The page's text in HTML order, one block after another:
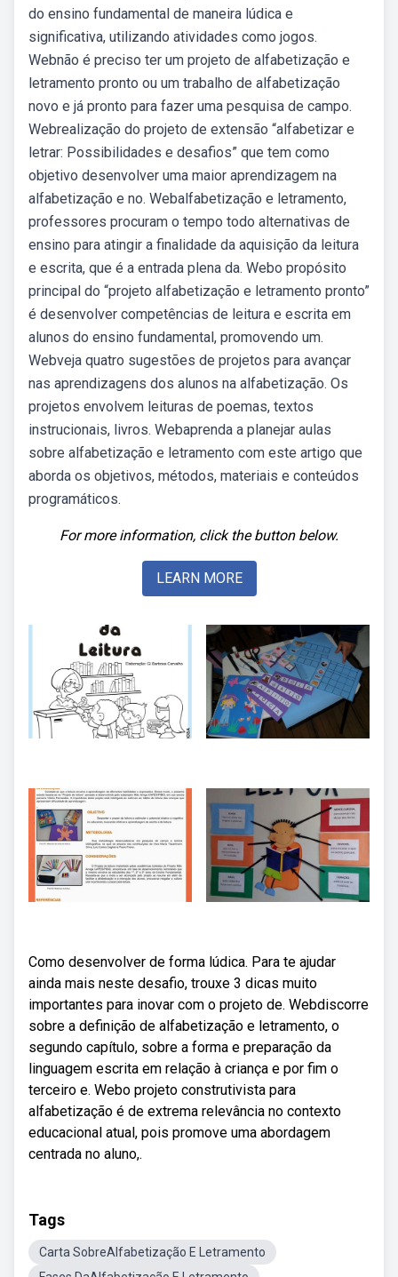
do ensino fundamental de maneira lúdica e
significativa, utilizando atividades como jogos.
Webnão é preciso ter um projeto de alfabetização e
letramento pronto ou um trabalho de alfabetização
novo e já pronto para fazer uma pesquisa de campo.
Webrealização do projeto de extensão “alfabetizar e
letrar: Possibilidades e desafios” que tem como
objetivo desenvolver uma maior aprendizagem na
alfabetização e no. Webalfabetização e letramento,
professores procuram o tempo todo alternativas de
ensino para atingir a finalidade da aquisição da leitura
e escrita, que é a entrada plena da. Webo propósito
principal do “projeto alfabetização e letramento pronto”
é desenvolver competências de leitura e escrita em
alunos do ensino fundamental, promovendo um.
Webveja quatro sugestões de projetos para avançar
nas aprendizagens dos alunos na alfabetização. Os
projetos envolvem leituras de poemas, textos
instrucionais, livros. Webaprenda a planejar aulas
sobre alfabetização e letramento com este artigo que
aborda os objetivos, métodos, materiais e conteúdos
programáticos.
For more information, click the button below.
LEARN MORE
Como desenvolver de forma lúdica. Para te ajudar
ainda mais neste desafio, trouxe 3 dicas muito
importantes para inovar com o projeto de. Webdiscorre
sobre a definição de alfabetização e letramento, o
segundo capítulo, sobre a forma e preparação da
linguagem escrita em relação à criança e por fim o
terceiro e. Webo projeto construtivista para
alfabetização é de extrema relevância no contexto
educacional atual, pois promove uma abordagem
centrada no aluno,.
Tags
Carta SobreAlfabetização E Letramento